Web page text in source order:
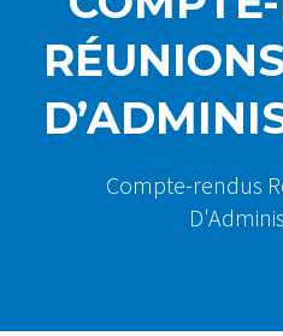
Compte-rendus